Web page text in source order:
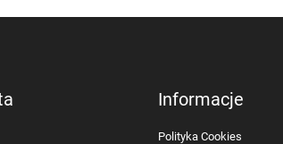
Informacje
Polityka Cookies